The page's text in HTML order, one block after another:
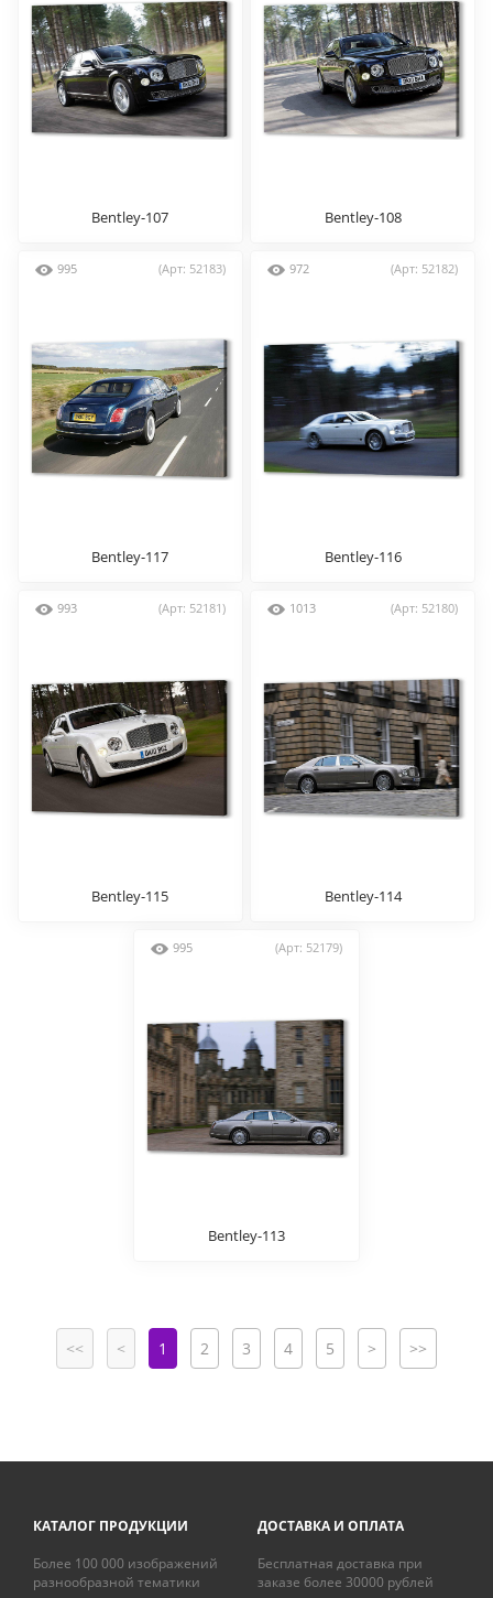
Bentley-107 Bentley-108
995 (Арт: 52183)
Bentley-117
972 (Арт: 52182)
Bentley-116
993 (Арт: 52181)
Bentley-115
1013 (Арт: 52180)
Bentley-114
995 (Арт: 52179)
Bentley-113
<< < 1 2 3 4 5 > >>
КАТАЛОГ ПРОДУКЦИИ
Более 100 000 изображений
разнообразной тематики
ДОСТАВКА И ОПЛАТА
Бесплатная доставка при
заказе более 30000 рублей